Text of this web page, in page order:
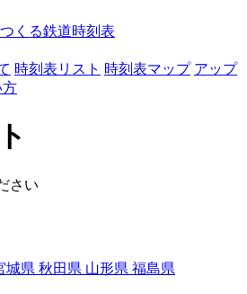
くる鉄道時刻表
時刻表リスト 時刻表マップ アップ
方
さい
城県 秋田県 山形県 福島県